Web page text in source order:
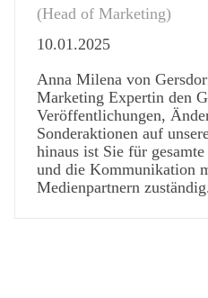
(Head of Marketing)
10.01.2025
Anna Milena von
Marketing Expertin den
Veröffentlichungen,
Sonderaktionen auf
hinaus ist Sie für
und die Kommunikation
Medienpartnern